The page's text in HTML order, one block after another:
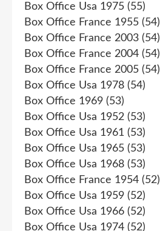
Box Office Usa 1975 (55)
Box Office France 1955 (54)
Box Office France 2003 (54)
Box Office France 2004 (54)
Box Office France 2005 (54)
Box Office Usa 1978 (54)
Box Office 1969 (53)
Box Office Usa 1952 (53)
Box Office Usa 1961 (53)
Box Office Usa 1965 (53)
Box Office Usa 1968 (53)
Box Office France 1954 (52)
Box Office Usa 1959 (52)
Box Office Usa 1966 (52)
Box Office Usa 1974 (52)